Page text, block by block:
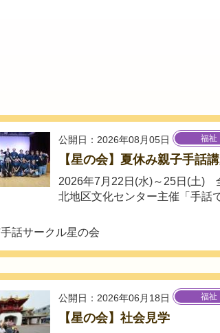
公開日：2026年08月05日 福祉
【星の会】夏休み親子手話
2026年7月22日(水)～25日(土)
北地区文化センター主催「手話
話サークル星の会
公開日：2026年06月18日 福祉
【星の会】社会見学